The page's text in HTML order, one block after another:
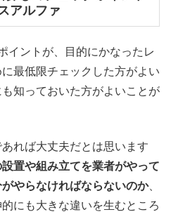
アルファ
イントが、目的にかなったレ
最低限チェックした方がよい
知っておいた方がよいことが
れば大丈夫だとは思います
置や組み立てを業者がやって
やらなければならないのか、
にも大きな違いを生むところ